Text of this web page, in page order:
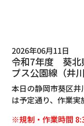
2026年06月11日
令和7年度 葵北
プス公園線（井
本日の静岡市葵区
は予定通り、作業実
※規制・作業時間